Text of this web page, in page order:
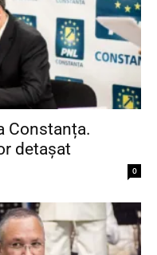
Constanța.
detașat
0